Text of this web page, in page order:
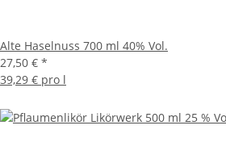
Alte Haselnuss 700 ml 40% Vol.
27,50 € *
39,29 € pro l